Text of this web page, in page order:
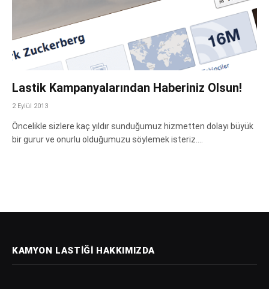
Lastik Kampanyalarından Haberiniz Olsun!
2 Eylül 2013
Öncelikle sizlere kaç yıldır sunduğumuz hizmetten dolayı büyük
bir gurur ve onurlu olduğumuzu söylemek isteriz.…
KAMYON LASTIĞI HAKKIMIZDA